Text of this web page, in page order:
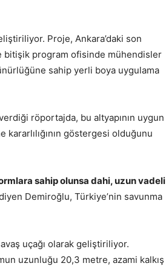
Proje, Ankara’daki son
bitişik program ofisinde mühendisler
sahip yerli boya uygulama
röportajda, bu altyapının uygun
kararlılığının göstergesi olduğunu
sahip olunsa dahi, uzun vadeli
Demiroğlu, Türkiye’nin savunma
uçağı olarak geliştiriliyor.
uzunluğu 20,3 metre, azami kalkış